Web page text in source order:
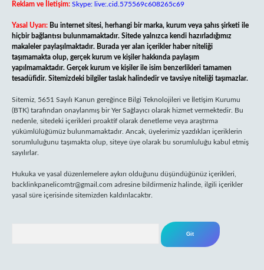
Reklam ve İletişim: Skype: live:.cid.575569c608265c69
Yasal Uyarı: Bu internet sitesi, herhangi bir marka, kurum veya şahıs şirketi ile
hiçbir bağlantısı bulunmamaktadır. Sitede yalnızca kendi hazırladığımız
makaleler paylaşılmaktadır. Burada yer alan içerikler haber niteliği
taşımamakta olup, gerçek kurum ve kişiler hakkında paylaşım
yapılmamaktadır. Gerçek kurum ve kişiler ile isim benzerlikleri tamamen
tesadüfidir. Sitemizdeki bilgiler taslak halindedir ve tavsiye niteliği taşımazlar.
Sitemiz, 5651 Sayılı Kanun gereğince Bilgi Teknolojileri ve İletişim Kurumu
(BTK) tarafından onaylanmış bir Yer Sağlayıcı olarak hizmet vermektedir. Bu
nedenle, sitedeki içerikleri proaktif olarak denetleme veya araştırma
yükümlülüğümüz bulunmamaktadır. Ancak, üyelerimiz yazdıkları içeriklerin
sorumluluğunu taşımakta olup, siteye üye olarak bu sorumluluğu kabul etmiş
sayılırlar.
Hukuka ve yasal düzenlemelere aykırı olduğunu düşündüğünüz içerikleri,
backlinkpanelicomtr@gmail.com adresine bildirmeniz halinde, ilgili içerikler
yasal süre içerisinde sitemizden kaldırılacaktır.